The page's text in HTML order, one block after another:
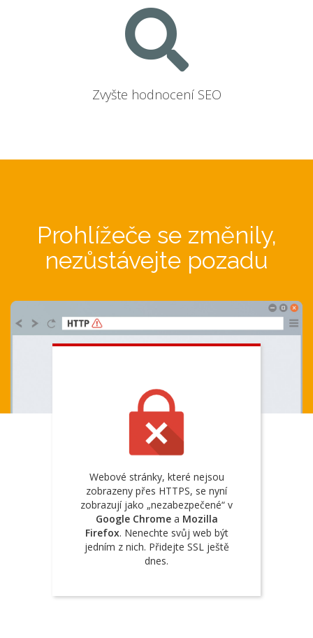
Zvyšte hodnocení SEO
Prohlížeče se změnily,
nezůstávejte pozadu
Webové stránky, které nejsou
zobrazeny přes HTTPS, se nyní
zobrazují jako „nezabezpečené“ v
Google Chromea Mozilla
Firefox. Nenechte svůj web být
jedním z nich. Přidejte SSL ještě
dnes.